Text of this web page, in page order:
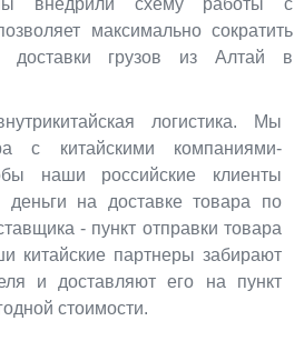
внедрили схему работы с
максимально сократить
доставки грузов из Алтай в
логистика. Мы
с китайскими компаниями-
наши российские клиенты
на доставке товара по
- пункт отправки товара
китайские партнеры забирают
и доставляют его на пункт
стоимости.